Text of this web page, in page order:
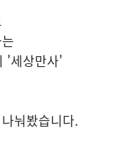
'세상만사'
눠봤습니다.